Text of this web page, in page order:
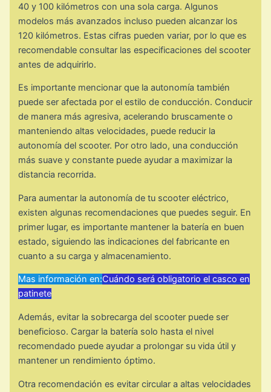
40 y 100 kilómetros con una sola carga. Algunos
modelos más avanzados incluso pueden alcanzar los
120 kilómetros. Estas cifras pueden variar, por lo que es
recomendable consultar las especificaciones del scooter
antes de adquirirlo.
Es importante mencionar que la autonomía también
puede ser afectada por el estilo de conducción. Conducir
de manera más agresiva, acelerando bruscamente o
manteniendo altas velocidades, puede reducir la
autonomía del scooter. Por otro lado, una conducción
más suave y constante puede ayudar a maximizar la
distancia recorrida.
Para aumentar la autonomía de tu scooter eléctrico,
existen algunas recomendaciones que puedes seguir. En
primer lugar, es importante mantener la batería en buen
estado, siguiendo las indicaciones del fabricante en
cuanto a su carga y almacenamiento.
Mas información en:Cuándo será obligatorio el casco en
patinete
Además, evitar la sobrecarga del scooter puede ser
beneficioso. Cargar la batería solo hasta el nivel
recomendado puede ayudar a prolongar su vida útil y
mantener un rendimiento óptimo.
Otra recomendación es evitar circular a altas velocidades